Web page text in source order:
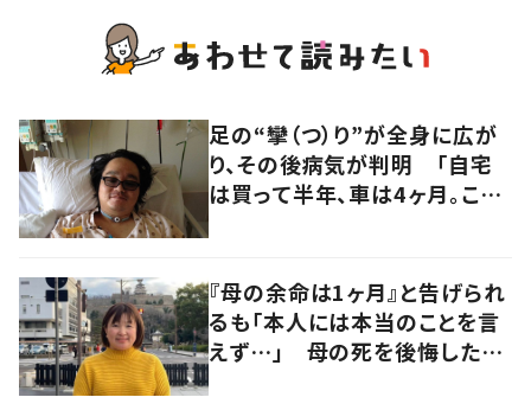
足の“攣（つ）り”が全身に広が
り、その後病気が判明 「自宅
は買って半年、車は4ヶ月。この
聞いた
『母の余命は1ヶ月』と告げられ
るも「本人には本当のことを言
えず…」 母の死を後悔した女